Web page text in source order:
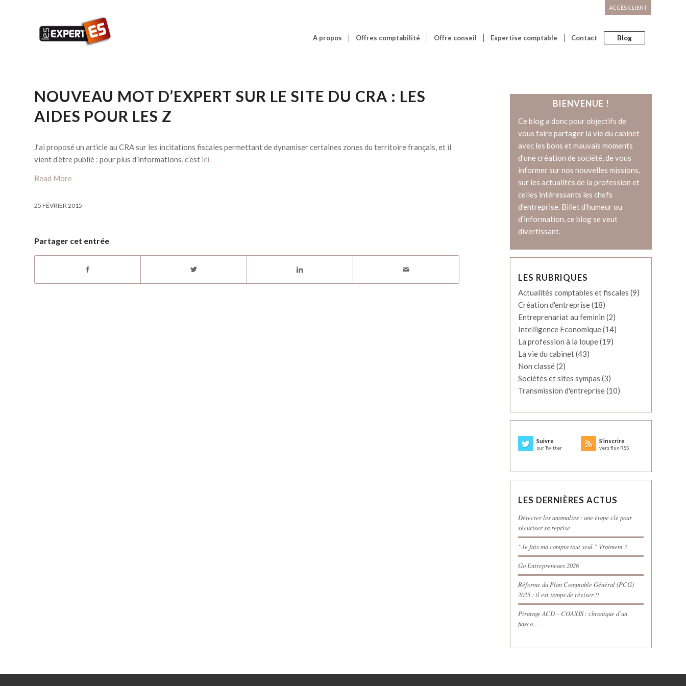
ACCÈS CLIENT
A propos Offres comptabilité Offre conseil Expertise comptable Contact Blog
NOUVEAU MOT D’EXPERT SUR LE SITE DU CRA : LES
AIDES POUR LES Z
J’ai proposé un article au CRA sur les incitations fiscales permettant de dynamiser certaines zones du territoire français, et il
vient d’être publié : pour plus d’informations, c’est ici.
Read More
25 FÉVRIER 2015
Partager cet entrée
BIENVENUE !
Ce blog a donc pour objectifs de
vous faire partager la vie du cabinet
avec les bons et mauvais moments
d’une création de société, de vous
informer sur nos nouvelles missions,
sur les actualités de la profession et
celles intéressants les chefs
d’entreprise. Billet d’humeur ou
d’information, ce blog se veut
divertissant.
LES RUBRIQUES
Actualités comptables et fiscales (9)
Création d'entreprise(18)
Entreprenariat au feminin (2)
Intelligence Economique(14)
La profession à la loupe(19)
La vie du cabinet(43)
Non classé(2)
Sociétés et sites sympas (3)
Transmission d'entreprise(10)
Suivre
sur Twitter
S’inscrire
vers flux RSS
LES DERNIÈRES ACTUS
Détecter les anomalies : une étape clé pour
sécuriser sa reprise
“Je fais ma compta tout seul.” Vraiment ?
Go Entrepreneurs 2026
Réforme du Plan Comptable Général (PCG)
2025 : il est temps de réviser !!
Piratage ACD – COAXIS : chronique d’un
fiasco…